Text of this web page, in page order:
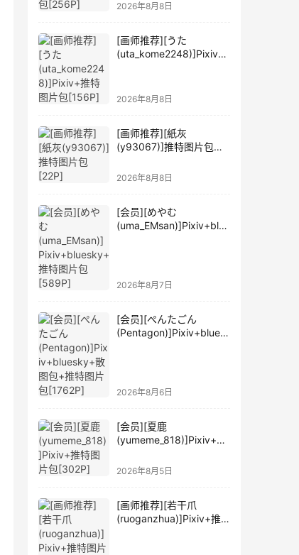
2026年8月8日
[画师推荐][うた
(uta_kome2248)]Pixiv+
2026年8月8日
[画师推荐][紙灰
(y93067)]推特图片包
2026年8月8日
[会员][めやむ
(uma_EMsan)]Pixiv+blue
2026年8月7日
[会员][ぺんたごん
(Pentagon)]Pixiv+blues
2026年8月6日
[会员][夏鹿
(yumeme_818)]Pixiv+推
2026年8月5日
[画师推荐][若干爪
(ruoganzhua)]Pixiv+推